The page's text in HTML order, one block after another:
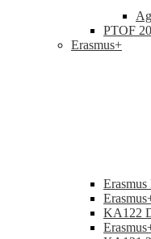
PTOF
Erasmus+
KA122